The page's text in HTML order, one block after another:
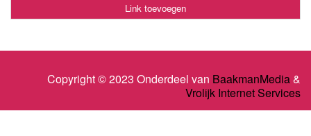
Link toevoegen
Copyright © 2023 Onderdeel van BaakmanMedia&
Vrolijk Internet Services